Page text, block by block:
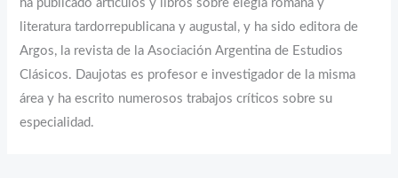
ha publicado artículos y libros sobre elegía romana y
literatura tardorrepublicana y augustal, y ha sido editora de
Argos, la revista de la Asociación Argentina de Estudios
Clásicos. Daujotas es profesor e investigador de la misma
área y ha escrito numerosos trabajos críticos sobre su
especialidad.